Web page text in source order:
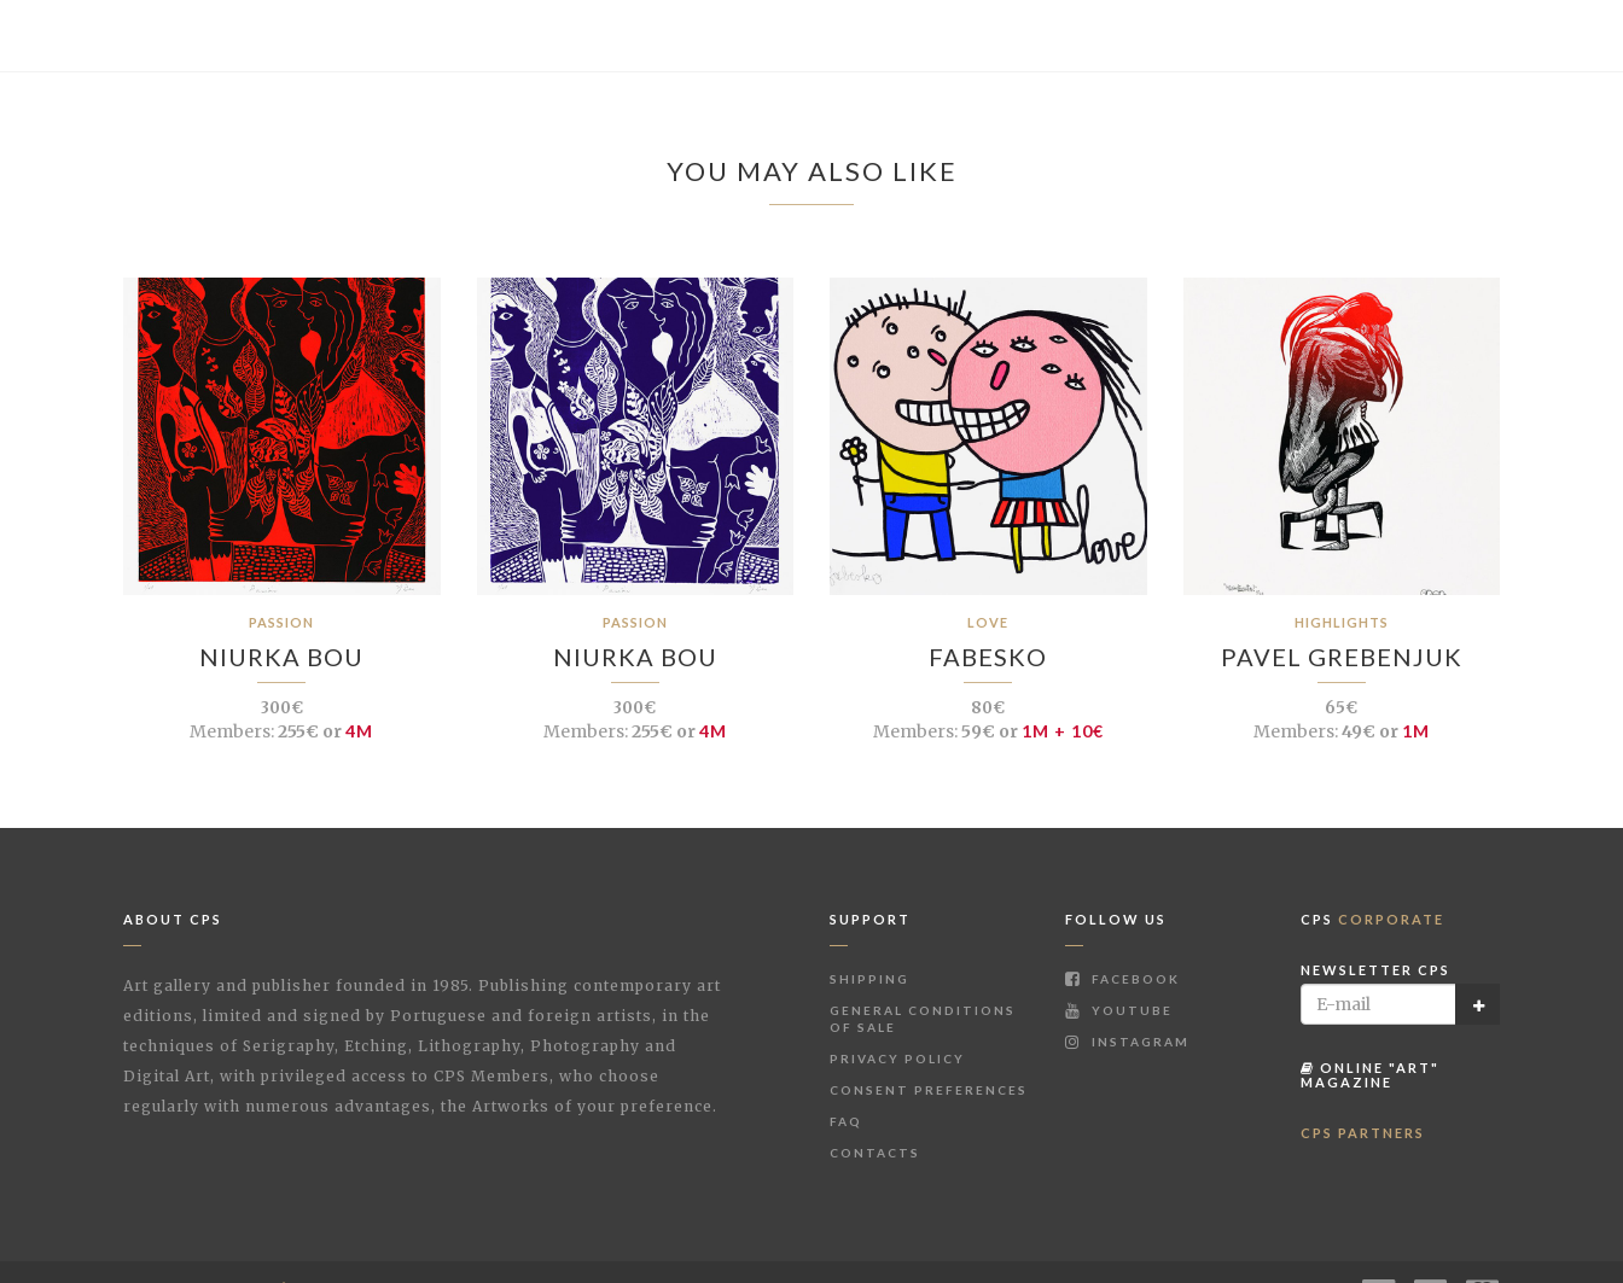
YOU MAY ALSO LIKE
PASSION
NIURKA BOU
300€
Members:255€ or4M
PASSION
NIURKA BOU
300€
Members:255€ or4M
LOVE
FABESKO
80€
Members:59€ or 1M + 10€
HIGHLIGHTS
PAVEL GREBENJUK
65€
Members:49€ or 1M
ABOUT CPS
Art gallery and publisher founded in 1985. Publishing contemporary art
editions, limited and signed by Portuguese and foreign artists, in the
techniques of Serigraphy, Etching, Lithography, Photography and
Digital Art, with privileged access to CPS Members, who choose
regularly with numerous advantages, the Artworks of your preference.
SUPPORT
SHIPPING
GENERAL CONDITIONS
OF SALE
PRIVACY POLICY
CONSENT PREFERENCES
FAQ
CONTACTS
FOLLOW US
FACEBOOK
YOUTUBE
INSTAGRAM
CPS CORPORATE
NEWSLETTER CPS
ONLINE "ART"
MAGAZINE
CPS PARTNERS